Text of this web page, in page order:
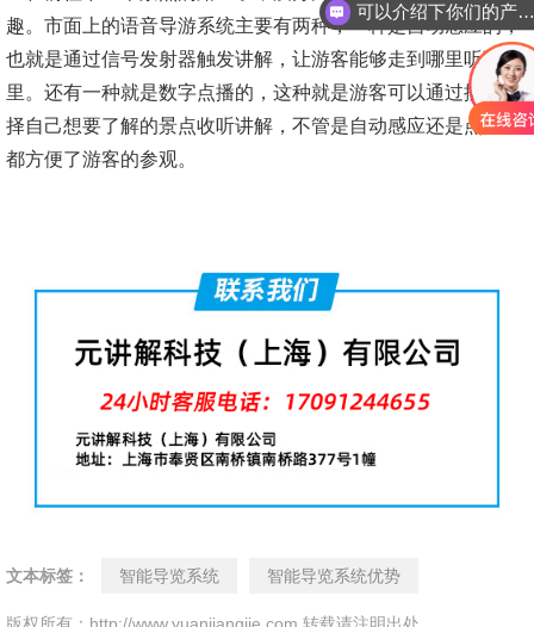
趣。市面上的语音导游系统主要有两种，一种是自动感应的，
也就是通过信号发射器触发讲解，让游客能够走到哪里听到哪
里。还有一种就是数字点播的，这种就是游客可以通过按键选
择自己想要了解的景点收听讲解，不管是自动感应还是点播，
都方便了游客的参观。
文本标签： 智能导览系统 智能导览系统优势
版权所有：http://www.yuanjiangjie.com 转载请注明出处
可以介绍下你们的产品么